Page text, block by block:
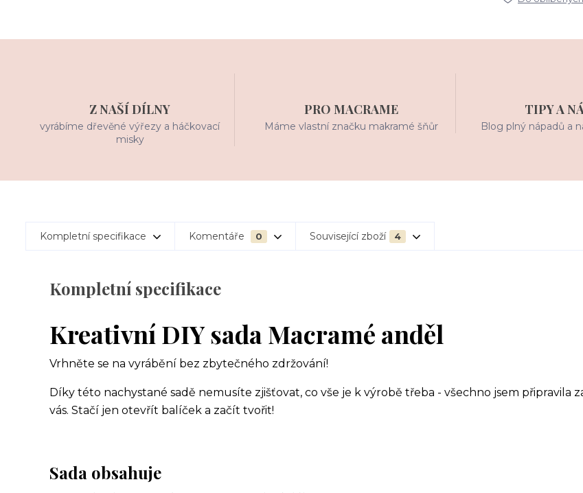
Z NAŠÍ DÍLNY
vyrábíme dřevěné výřezy a háčkovací
misky
PRO MACRAME
Máme vlastní značku makramé šňůr
TIPY A
Blog plný nápadů a
Kompletní specifikace Komentáře 0 Související zboží 4
Kompletní specifikace
Kreativní DIY sada Macramé anděl
Vrhněte se na vyrábění bez zbytečného zdržování!
Díky této nachystané sadě nemusíte zjišťovat, co vše je k výrobě třeba - všechno jsem připravila
vás. Stačí jen otevřít balíček a začít tvořit!
Sada obsahuje